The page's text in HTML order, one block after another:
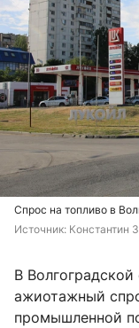
Спрос на топливо в
Источник: Константин
В
ажиотажный
промышленной